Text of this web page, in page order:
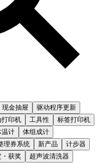
现金抽屉
驱动程序更新
打印机 工具性
标签打印机
温计
体组成计
理券系统 新产品
计步器
获奖 超声波清洗器